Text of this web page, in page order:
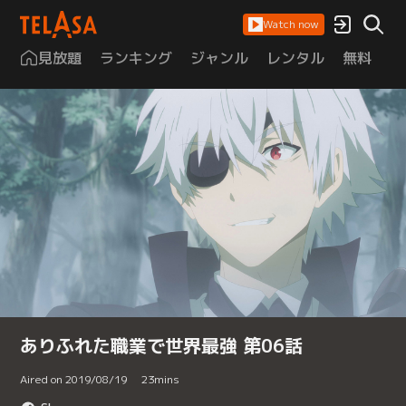
Watch now
見放題 ランキング ジャンル レンタル 無料
ありふれた職業で世界最強 第06話
Aired on 2019/08/19 23mins